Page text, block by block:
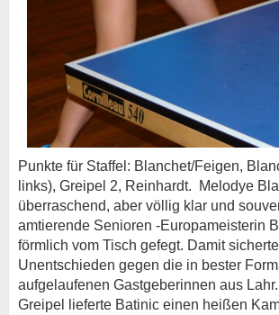
Punkte für Staffel: Blanchet/Feigen,
links), Greipel 2, Reinhardt. Melodye
überraschend, aber völlig klar und
amtierende Senioren -Europameisterin
förmlich vom Tisch gefegt. Damit
Unentschieden gegen die in bester
aufgelaufenen Gastgeberinnen aus
Greipel lieferte Batinic einen heißen